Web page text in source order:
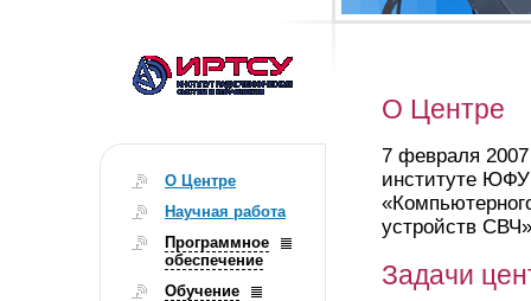
О Центре
Научная работа
Программное
обеспечение
Обучение
О Центре
7 февраля 2007
институте ЮФУ
устройств
Задачи